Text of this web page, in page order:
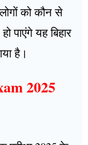
को कौन से
पाएंगे यह बिहार
है।
2025